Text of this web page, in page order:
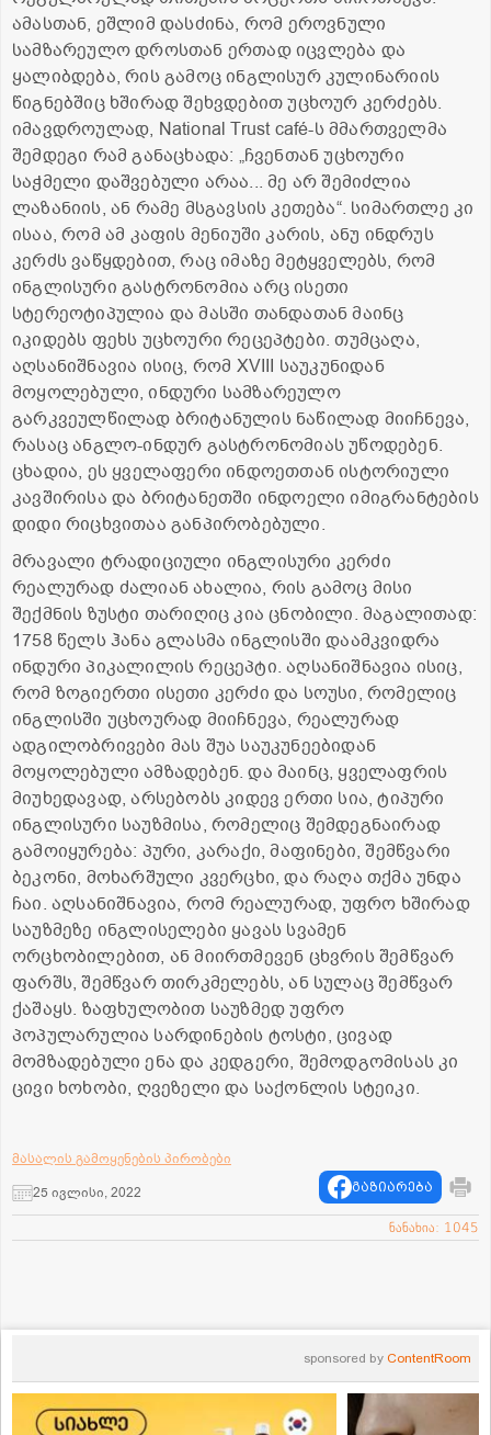
ამასთან, ეშლიმ დასძინა, რომ ეროვნული
სამზარეულო დროსთან ერთად იცვლება და
ყალიბდება, რის გამოც ინგლისურ კულინარიის
წიგნებშიც ხშირად შეხვდებით უცხოურ კერძებს.
იმავდროულად, National Trust café-ს მმართველმა
შემდეგი რამ განაცხადა: „ჩვენთან უცხოური
საჭმელი დაშვებული არაა... მე არ შემიძლია
ლაზანიის, ან რამე მსგავსის კეთება“. სიმართლე კი
ისაა, რომ ამ კაფის მენიუში კარის, ანუ ინდრუს
კერძს ვაწყდებით, რაც იმაზე მეტყველებს, რომ
ინგლისური გასტრონომია არც ისეთი
სტერეოტიპულია და მასში თანდათან მაინც
იკიდებს ფეხს უცხოური რეცეპტები. თუმცაღა,
აღსანიშნავია ისიც, რომ XVIII საუკუნიდან
მოყოლებული, ინდური სამზარეულო
გარკვეულწილად ბრიტანულის ნაწილად მიიჩნევა,
რასაც ანგლო-ინდურ გასტრონომიას უწოდებენ.
ცხადია, ეს ყველაფერი ინდოეთთან ისტორიული
კავშირისა და ბრიტანეთში ინდოელი იმიგრანტების
დიდი რიცხვითაა განპირობებული.
მრავალი ტრადიციული ინგლისური კერძი
რეალურად ძალიან ახალია, რის გამოც მისი
შექმნის ზუსტი თარიღიც კია ცნობილი. მაგალითად:
1758 წელს ჰანა გლასმა ინგლისში დაამკვიდრა
ინდური პიკალილის რეცეპტი. აღსანიშნავია ისიც,
რომ ზოგიერთი ისეთი კერძი და სოუსი, რომელიც
ინგლისში უცხოურად მიიჩნევა, რეალურად
ადგილობრივები მას შუა საუკუნეებიდან
მოყოლებული ამზადებენ. და მაინც, ყველაფრის
მიუხედავად, არსებობს კიდევ ერთი სია, ტიპური
ინგლისური საუზმისა, რომელიც შემდეგნაირად
გამოიყურება: პური, კარაქი, მაფინები, შემწვარი
ბეკონი, მოხარშული კვერცხი, და რაღა თქმა უნდა
ჩაი. აღსანიშნავია, რომ რეალურად, უფრო ხშირად
საუზმეზე ინგლისელები ყავას სვამენ
ორცხობილებით, ან მიირთმევენ ცხვრის შემწვარ
ფარშს, შემწვარ თირკმელებს, ან სულაც შემწვარ
ქაშაყს. ზაფხულობით საუზმედ უფრო
პოპულარულია სარდინების ტოსტი, ცივად
მომზადებული ენა და კედგერი, შემოდგომისას კი
ცივი ხოხობი, ღვეზელი და საქონლის სტეიკი.
მასალის გამოყენების პირობები
25 ივლისი, 2022
გაზიარება
ნანახია: 1045
sponsored by ContentRoom